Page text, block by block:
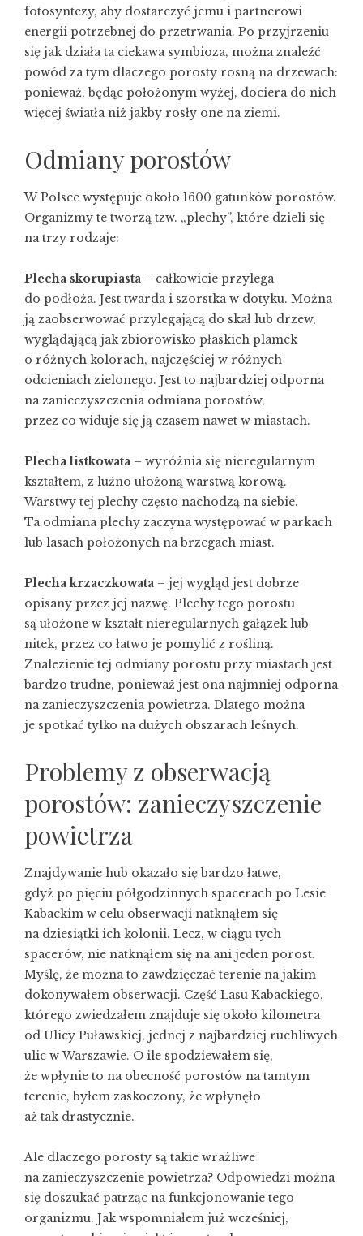
fotosyntezy, aby dostarczyć jemu i partnerowi
energii potrzebnej do przetrwania. Po przyjrzeniu
się jak działa ta ciekawa symbioza, można znaleźć
powód za tym dlaczego porosty rosną na drzewach:
ponieważ, będąc położonym wyżej, dociera do nich
więcej światła niż jakby rosły one na ziemi.
Odmiany porostów
W Polsce występuje około 1600 gatunków porostów.
Organizmy te tworzą tzw. „plechy”, które dzieli się
na trzy rodzaje:
Plecha skorupiasta – całkowicie przylega
do podłoża. Jest twarda i szorstka w dotyku. Można
ją zaobserwować przylegającą do skał lub drzew,
wyglądającą jak zbiorowisko płaskich plamek
o różnych kolorach, najczęściej w różnych
odcieniach zielonego. Jest to najbardziej odporna
na zanieczyszczenia odmiana porostów,
przez co widuje się ją czasem nawet w miastach.
Plecha listkowata – wyróżnia się nieregularnym
kształtem, z luźno ułożoną warstwą korową.
Warstwy tej plechy często nachodzą na siebie.
Ta odmiana plechy zaczyna występować w parkach
lub lasach położonych na brzegach miast.
Plecha krzaczkowata – jej wygląd jest dobrze
opisany przez jej nazwę. Plechy tego porostu
są ułożone w kształt nieregularnych gałązek lub
nitek, przez co łatwo je pomylić z rośliną.
Znalezienie tej odmiany porostu przy miastach jest
bardzo trudne, ponieważ jest ona najmniej odporna
na zanieczyszczenia powietrza. Dlatego można
je spotkać tylko na dużych obszarach leśnych.
Problemy z obserwacją
porostów: zanieczyszczenie
powietrza
Znajdywanie hub okazało się bardzo łatwe,
gdyż po pięciu półgodzinnych spacerach po Lesie
Kabackim w celu obserwacji natknąłem się
na dziesiątki ich kolonii. Lecz, w ciągu tych
spacerów, nie natknąłem się na ani jeden porost.
Myślę, że można to zawdzięczać terenie na jakim
dokonywałem obserwacji. Część Lasu Kabackiego,
którego zwiedzałem znajduje się około kilometra
od Ulicy Puławskiej, jednej z najbardziej ruchliwych
ulic w Warszawie. O ile spodziewałem się,
że wpłynie to na obecność porostów na tamtym
terenie, byłem zaskoczony, że wpłynęło
aż tak drastycznie.
Ale dlaczego porosty są takie wrażliwe
na zanieczyszczenie powietrza? Odpowiedzi można
się doszukać patrząc na funkcjonowanie tego
organizmu. Jak wspomniałem już wcześniej,